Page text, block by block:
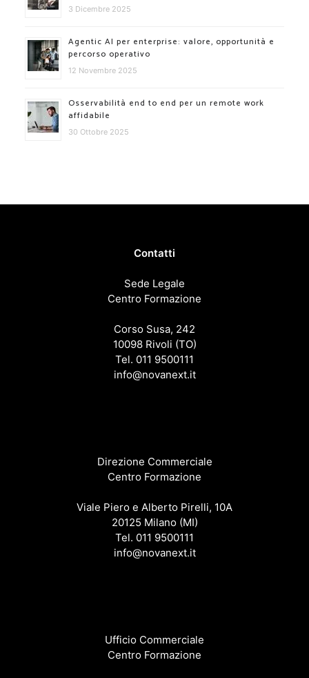
3 Dicembre 2025
Agentic AI per enterprise: valore, opportunità e
percorso operativo
12 Novembre 2025
Osservabilità end to end per un remote work
affidabile
30 Ottobre 2025
Contatti
Sede Legale
Centro Formazione
Corso Susa, 242
10098 Rivoli (TO)
Tel. 011 9500111
info@novanext.it
Direzione Commerciale
Centro Formazione
Viale Piero e Alberto Pirelli, 10A
20125 Milano (MI)
Tel. 011 9500111
info@novanext.it
Ufficio Commerciale
Centro Formazione